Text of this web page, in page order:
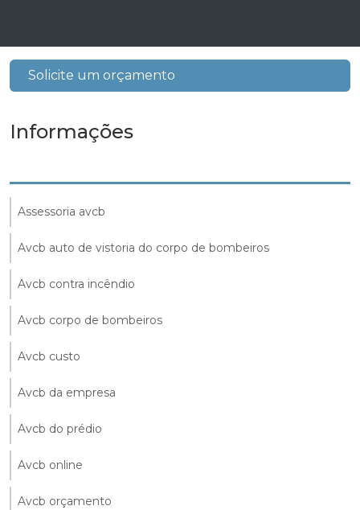
Solicite um orçamento
Informações
Assessoria avcb
Avcb auto de vistoria do corpo de bombeiros
Avcb contra incêndio
Avcb corpo de bombeiros
Avcb custo
Avcb da empresa
Avcb do prédio
Avcb online
Avcb orçamento